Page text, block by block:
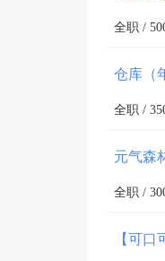
全职 /
仓库（
全职 /
元气森
全职 /
【可